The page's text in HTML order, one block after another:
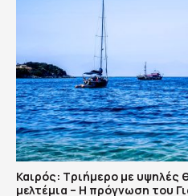
Καιρός: Τριήμερο με υψηλές
μελτέμια – Η πρόγνωση του